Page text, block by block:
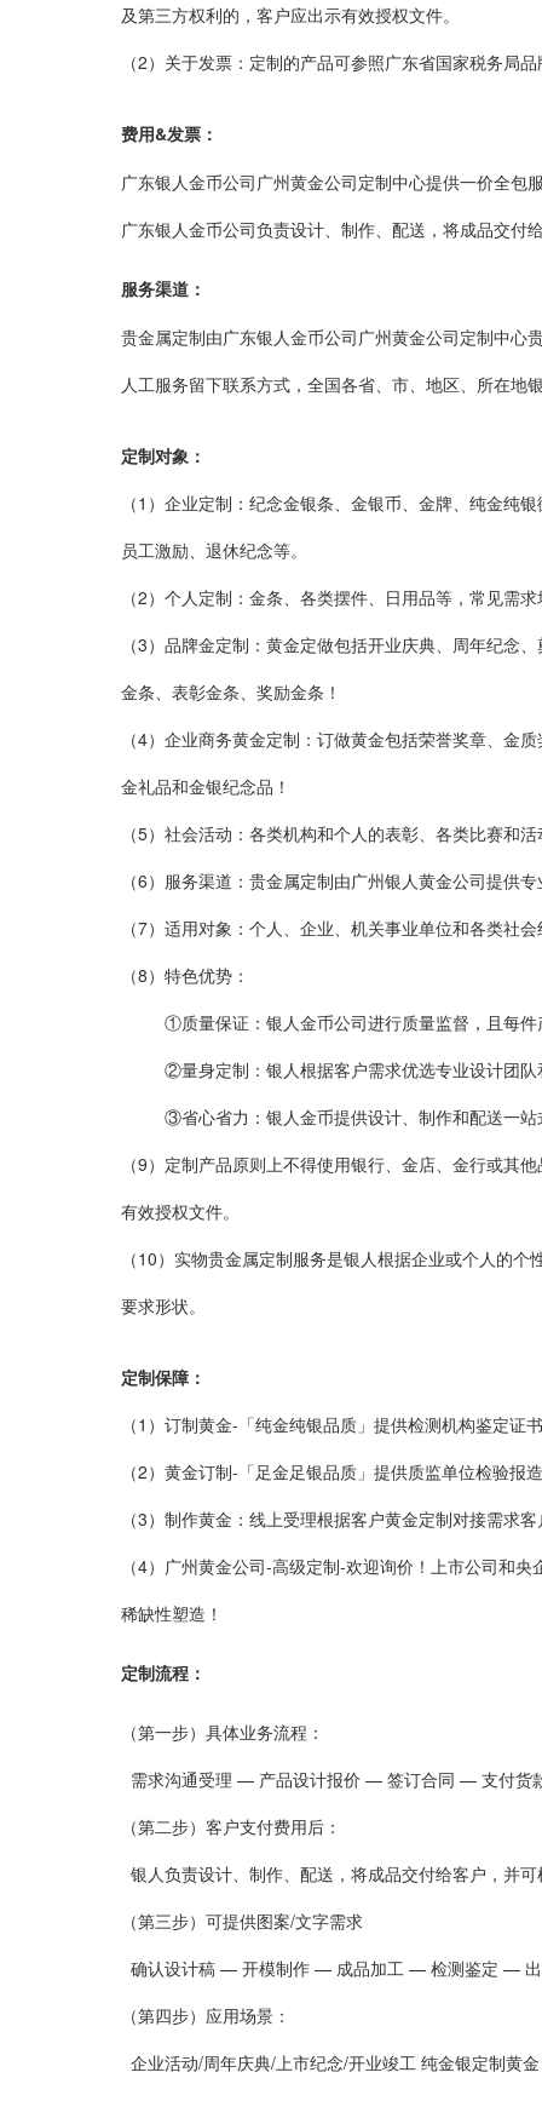
及第三方权利的，客户应出示有效授权文件。
（2）关于发票：定制的产品可参照广东省国家税务局
费用&发票：
广东银人金币公司广州黄金公司定制中心提供一价全
广东银人金币公司负责设计、制作、配送，将成品交
服务渠道：
贵金属定制由广东银人金币公司广州黄金公司定制中
人工服务留下联系方式，全国各省、市、地区、所在地
定制对象：
（1）企业定制： 纪念金银条、金银币、金牌、纯金纯
员工激励、退休纪念等。
（2）个人定制： 金条、各类摆件、日用品等 ，常见需
（3） 品牌金定制： 黄金定做包括开业庆典、周年纪念
金条、表彰金条、奖励金条！
（4） 企业商务黄金定制： 订做黄金包括荣誉奖章、金
金礼品和金银纪念品！
（5） 社会活动： 各类机构和个人的表彰、各类比赛和
（6）服务渠道： 贵金属定制由广州银人黄金公司提供
（7）适用对象： 个人、企业、机关事业单位和各类社
（8） 特色优势：
①质量保证：银人金币公司进行质量监督，且每件
②量身定制：银人根据客户需求优选专业设计团队
③省心省力：银人金币提供设计、制作和配送一站
（9） 定制产品原则上不得使用银行、金店、金行或其
有效授权文件。
（10） 实物贵金属定制服务是银人根据企业或个人的
要求形状。
定制保障：
（1） 订制黄金-「纯金纯银品质」提供检测机构鉴定证
（2） 黄金订制-「足金足银品质」提供质监单位检验报
（3）制作黄金： 线上受理根据客户黄金定制对接需求
（4）广州黄金公司-高级定制-欢迎询价！ 上市公司和
稀缺性塑造！
定制流程：
（第一步）具体业务流程：
需求沟通受理 — 产品设计报价 — 签订合同 — 支付货
（第二步） 客户支付费用后：
银人负责设计、制作、配送，将成品交付给客户，并
（第三步） 可提供图案/文字需求
确认设计稿 — 开模制作 — 成品加工 — 检测鉴定 — 出
（第四步） 应用场景：
企业活动/周年庆典/上市纪念/开业竣工 纯金银定制黄